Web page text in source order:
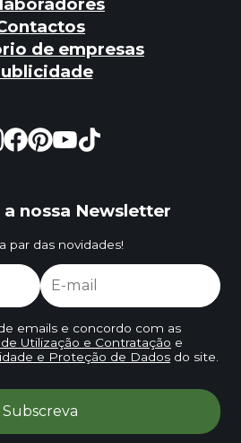
de empresas
a nossa Newsletter
par das novidades!
emails e concordo com as
Utilização e Contratação e
e Proteção de Dadosdo site.